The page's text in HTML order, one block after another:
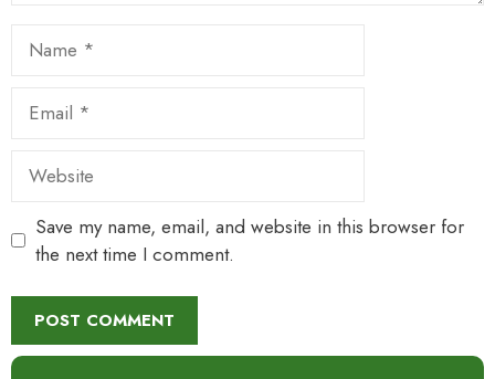
Website
Save my name, email, and website in this browser for
the next time I comment.